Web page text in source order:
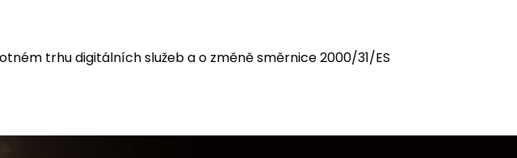
trhu digitálních služeb a o změně směrnice 2000/31/ES